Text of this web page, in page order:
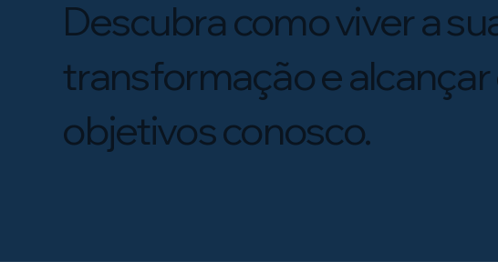
Descubra como viver a
transformação e alcançar
objetivos conosco.